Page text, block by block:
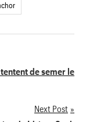
de semer le
Next Post